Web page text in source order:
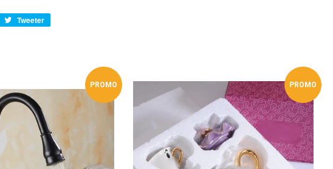
Tweeter
PROMO PROMO